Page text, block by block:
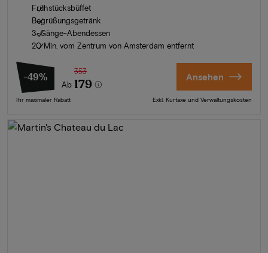
Frühstücksbüffet
Begrüßungsgetränk
3-Gänge-Abendessen
20 Min. vom Zentrum von Amsterdam entfernt
-49%
Ab
353
179
Ihr maximaler Rabatt
Ansehen
Exkl. Kurtaxe und Verwaltungskosten